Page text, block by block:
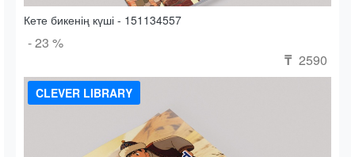
Кете бикенің күші - 151134557
- 23 %
₸ 2590
CLEVER LIBRARY